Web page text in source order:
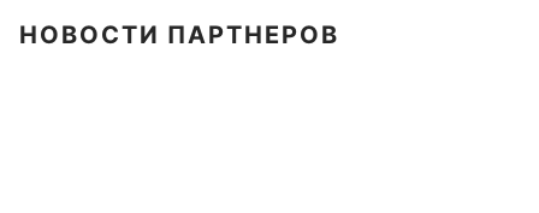
НОВОСТИ ПАРТНЕРОВ